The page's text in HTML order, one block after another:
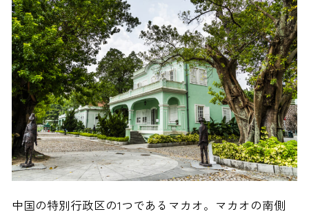
中国の特別行政区の1つであるマカオ。マカオの南側